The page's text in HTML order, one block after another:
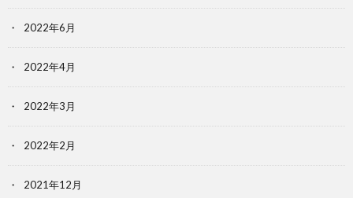
2022年6月
2022年4月
2022年3月
2022年2月
2021年12月